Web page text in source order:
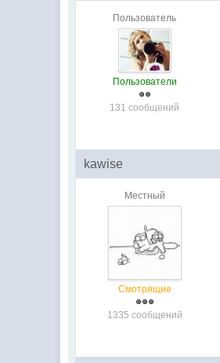
Пользователь
Пользователи
131 сообщений
kawise
Местный
Смотрящие
1335 сообщений